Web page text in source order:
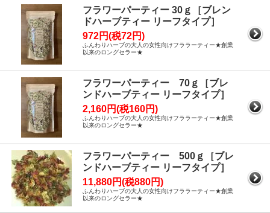
フラワーパーティー 30ｇ［ブレン
ドハーブティー リーフタイプ］
972円(税72円)
ふんわりハーブの大人の女性向けフララーティー★創業
以来のロングセラー★
フラワーパーティー 70ｇ［ブレ
ンドハーブティー リーフタイプ］
2,160円(税160円)
ふんわりハーブの大人の女性向けフララーティー★創業
以来のロングセラー★
フラワーパーティー 500ｇ［ブレ
ンドハーブティー リーフタイプ］
11,880円(税880円)
ふんわりハーブの大人の女性向けフララーティー★創業
以来のロングセラー★